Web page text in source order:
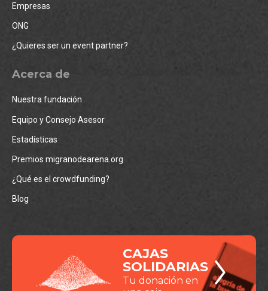
Empresas
ONG
¿Quieres ser un event partner?
Acerca de
Nuestra fundación
Equipo y Consejo Asesor
Estadísticas
Premios migranodearena.org
¿Qué es el crowdfunding?
Blog
CAJAS
SOLIDARIAS
Tu donación en